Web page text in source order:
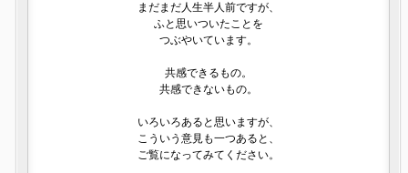
まだまだ人生半人前ですが、
ふと思いついたことを
つぶやいています。
共感できるもの。
共感できないもの。
いろいろあると思いますが、
こういう意見も一つあると、
ご覧になってみてください。